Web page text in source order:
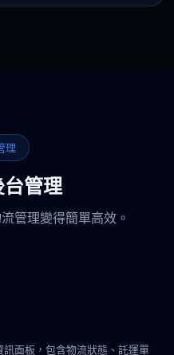
理
台管理
管理變得簡單高效。
面板，包含物流狀態、託運單